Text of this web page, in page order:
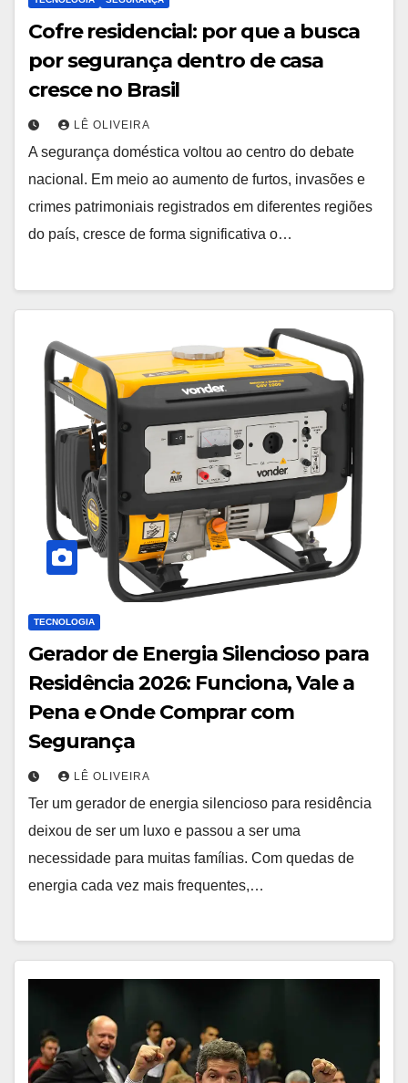
Cofre residencial: por que a busca
por segurança dentro de casa
cresce no Brasil
LÊ OLIVEIRA
A segurança doméstica voltou ao centro do debate
nacional. Em meio ao aumento de furtos, invasões e
crimes patrimoniais registrados em diferentes regiões
do país, cresce de forma significativa o…
TECNOLOGIA
Gerador de Energia Silencioso para
Residência 2026: Funciona, Vale a
Pena e Onde Comprar com
Segurança
LÊ OLIVEIRA
Ter um gerador de energia silencioso para residência
deixou de ser um luxo e passou a ser uma
necessidade para muitas famílias. Com quedas de
energia cada vez mais frequentes,…